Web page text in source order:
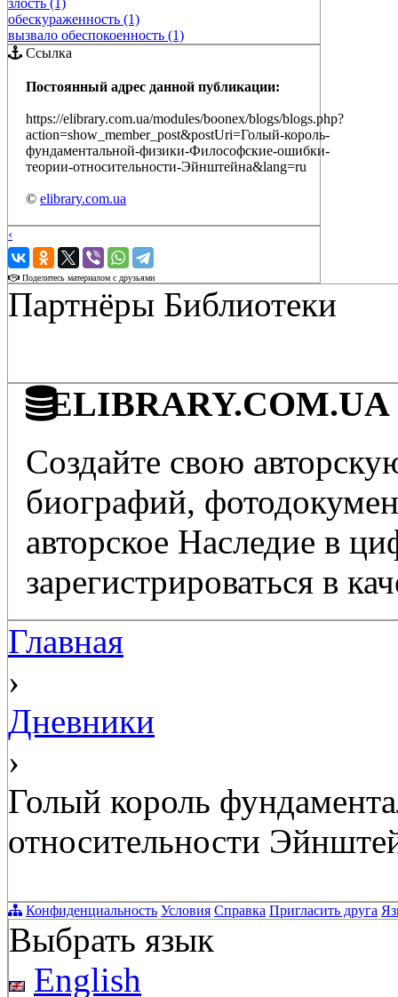
злость (1)
обескураженность (1)
вызвало обеспокоенность (1)
Ссылка
Постоянный адрес данной публикации:
https://elibrary.com.ua/modules/boonex/blogs/blogs.php?
action=show_member_post&postUri=Голый-король-
фундаментальной-физики-Философские-ошибки-
теории-относительности-Эйнштейна&lang=ru
© elibrary.com.ua
‹
›
Поделитесь материалом с друзьями
Партнёры Библиотеки
ELIBRARY.COM.UA
Создайте свою
биографий,
авторское Наследие в
зарегистрироваться в
Главная
›
Дневники
›
Голый король
относительности
Конфиденциальность Условия Справка Пригласить друга
Выбрать язык
English